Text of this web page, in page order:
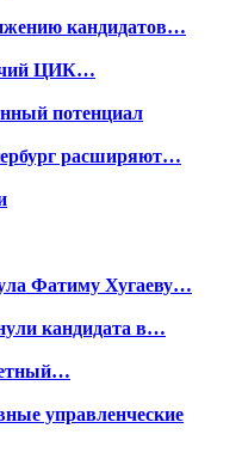
кандидатов…
ЦИК…
потенциал
расширяют…
Фатиму Хугаеву…
кандидата в…
управленческие